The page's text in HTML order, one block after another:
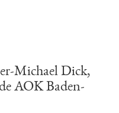
Michael Dick,
AOK Baden-